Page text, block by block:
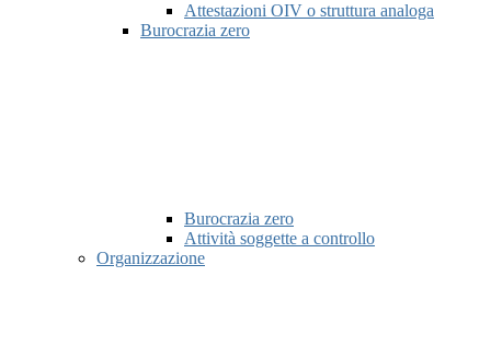
Attestazioni OIV o struttura analoga
Burocrazia zero
Burocrazia zero
Attività soggette a controllo
Organizzazione